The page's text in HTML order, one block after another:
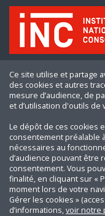
Ce site utilise et partage
des cookies et autres
mesure d’audience, de
et d’utilisation d'outils de
Le dépôt de ces cookies
consentement préalable
nécessaires au
d’audience pouvant être
consentement. Vous
finalité, en cliquant sur «
moment lors de votre
Gérer les cookies »
d’informations,voir notre